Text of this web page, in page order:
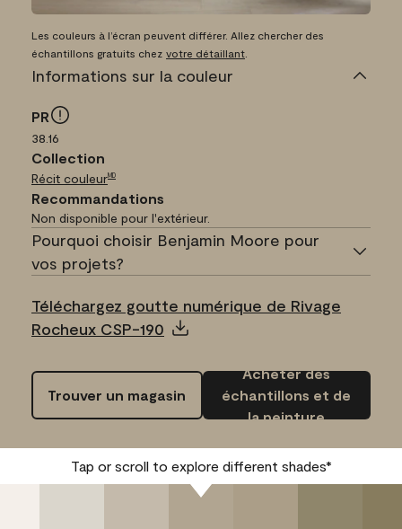
Les couleurs à l’écran peuvent différer. Allez chercher des
échantillons gratuits chez votre détaillant
Informations sur la couleur
PR
38.16
Collection
Récit couleurMD
Recommandations
Non disponible pour l'extérieur.
Pourquoi choisir Benjamin Moore pour
vos projets?
Téléchargez goutte numérique de Rivage
Rocheux CSP-190
Trouver un magasin
Acheter des
échantillons et de
la peinture
Tap or scroll to explore different shades*